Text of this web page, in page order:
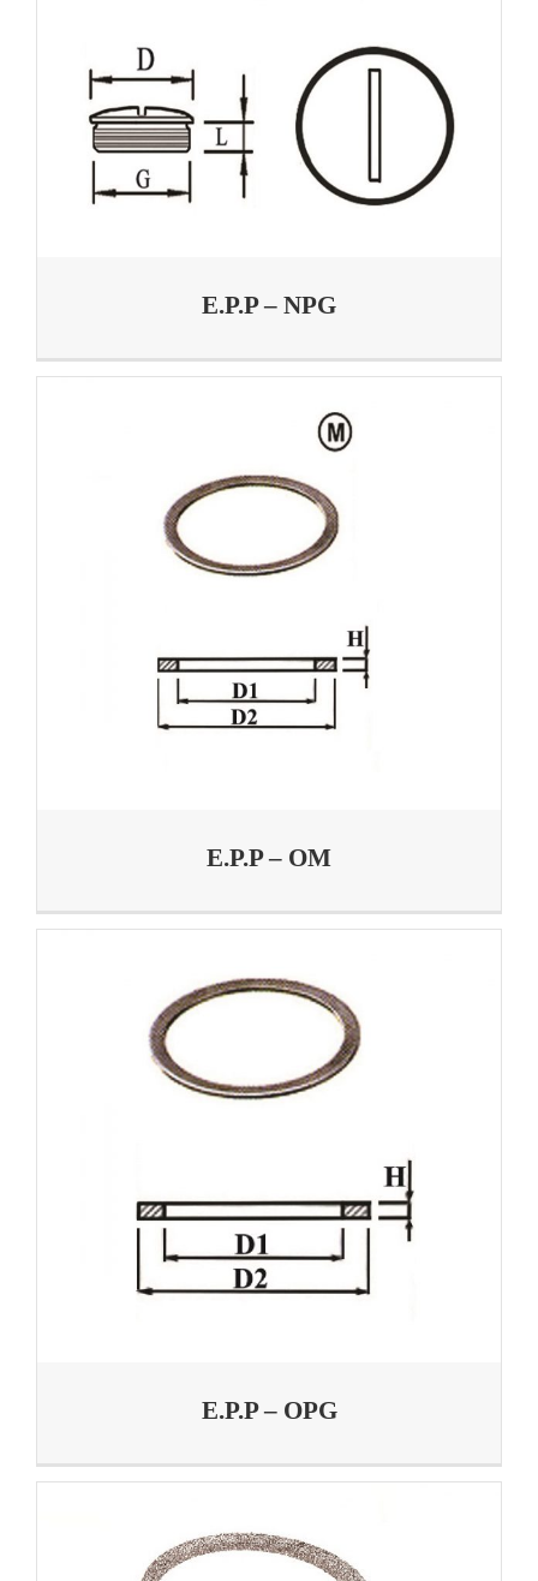
E.P.P – NPG
E.P.P – OM
E.P.P – OPG